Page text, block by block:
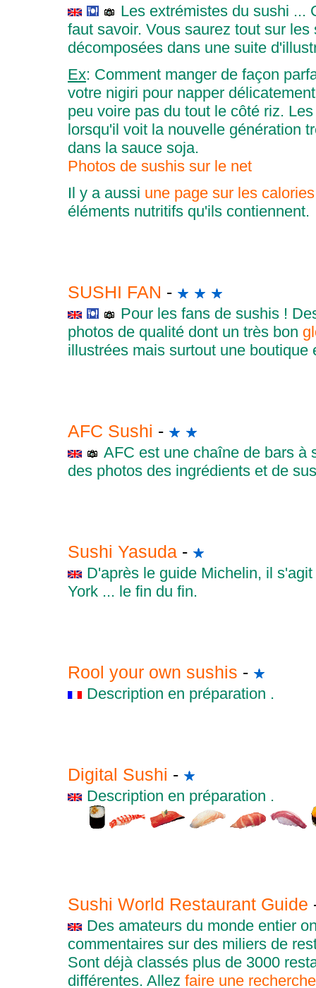
Les extrémistes du sushi ...
faut savoir. Vous saurez tout sur
décomposées dans une suite
Ex: Comment manger de façon
votre nigiri pour napper
peu voire pas du tout le côté riz.
lorsqu'il voit la nouvelle génération
dans la sauce soja.
Photos de sushis sur le net
Il y a aussi une page sur les
éléments nutritifs qu'ils contiennent.
SUSHI FAN -
Pour les fans de sushis !
photos de qualité dont un très bon
illustrées mais surtout une boutique
AFC Sushi -
AFC est une chaîne de bars à
des photos des ingrédients et de
Sushi Yasuda -
D'après le guide Michelin, il
York ... le fin du fin.
Rool your own sushis -
Description en préparation .
Digital Sushi -
Description en préparation .
Sushi World Restaurant Guide
Des amateurs du monde entier
commentaires sur des miliers de
Sont déjà classés plus de 3000
différentes. Allez faire une recherche